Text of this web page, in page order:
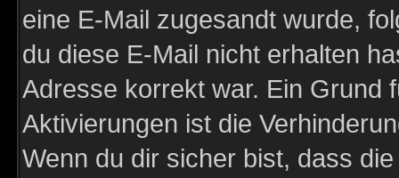
eine E-Mail zugesandt wurde,
du diese E-Mail nicht erhalten
Adresse korrekt war. Ein Grund
Aktivierungen ist die
Wenn du dir sicher bist, dass